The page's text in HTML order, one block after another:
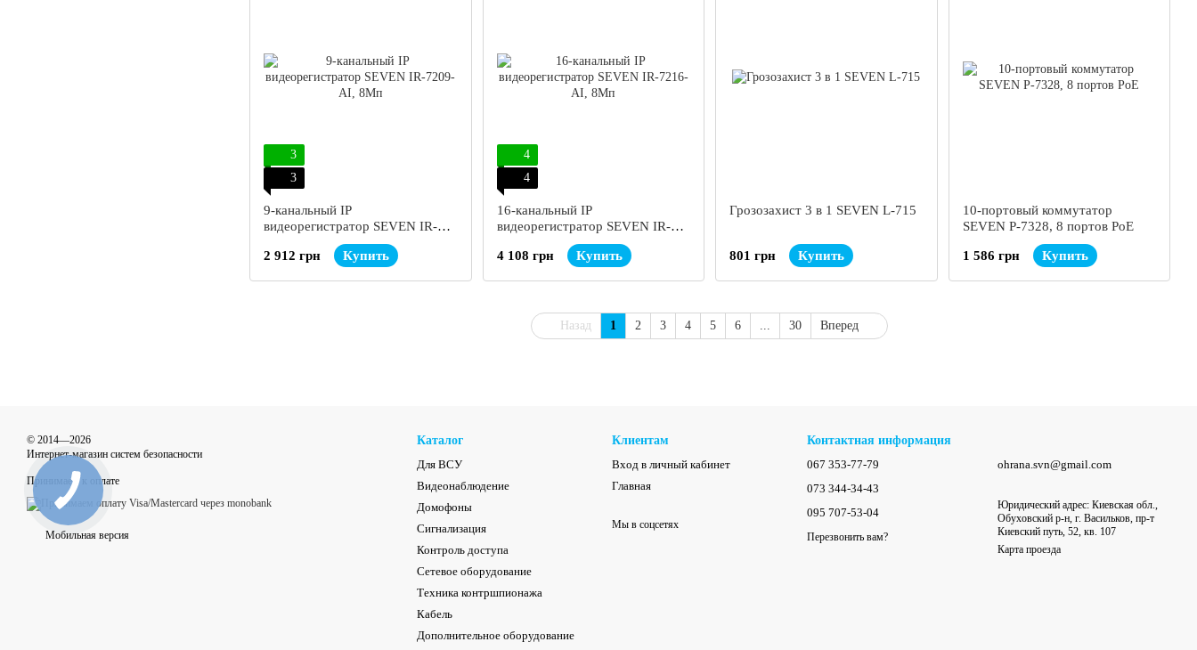
3
3
9-канальный IP
видеорегистратор SEVEN IR-
7209-AI, 8Мп
2 912 грн
Купить
4
4
16-канальный IP
видеорегистратор SEVEN IR-
7216-AI, 8Мп
4 108 грн
Купить
Грозозахист 3 в 1 SEVEN L-715
801 грн Купить
10-портовый коммутатор
SEVEN P-7328, 8 портов PoE
1 586 грн Купить
Назад 1 2 3 4 5 6 30 Вперед
© 2014—2026
Интернет-магазин систем безопасности
Принимаем к оплате
Мобильная версия
Каталог
Для ВСУ
Видеонаблюдение
Домофоны
Сигнализация
Контроль доступа
Сетевое оборудование
Техника контршпионажа
Кабель
Дополнительное оборудование
Клиентам
Вход в личный кабинет
Главная
Мы в соцсетях
Контактная информация
067 353-77-79
073 344-34-43
095 707-53-04
Перезвонить вам?
ohrana.svn@gmail.com
Юридический адрес: Киевская обл.,
Обуховский р-н, г. Васильков, пр-т
Киевский путь, 52, кв. 107
Карта проезда